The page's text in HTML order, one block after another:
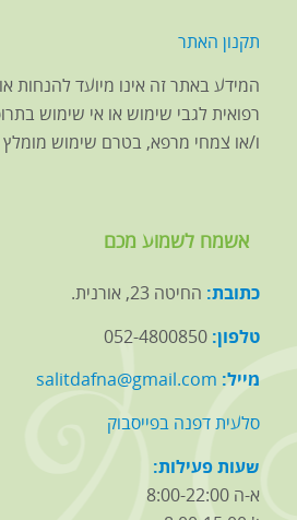
תקנון האתר
המידע באתר זה אינו מיועד
רפואית לגבי שימוש או אי שימוש
ו/או צמחי מרפא, בטרם שימוש מומלץ
אשמח לשמוע מכם
כתובת: החיטה 23, אורנית.
טלפון: 052-4800850
מייל: salitdafna@gmail.com
סלעית דפנה בפייסבוק
שעות פעילות:
א-ה 8:00-22:00